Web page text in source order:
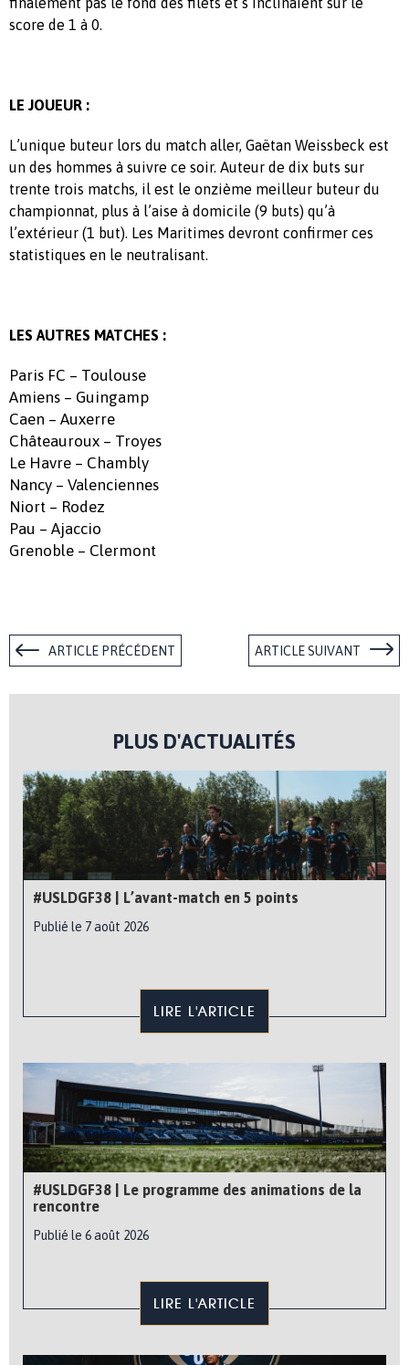
score de 1 à 0.
LE JOUEUR :
L’unique buteur lors du match aller, Gaëtan Weissbeck est
un des hommes à suivre ce soir. Auteur de dix buts sur
trente trois matchs, il est le onzième meilleur buteur du
championnat, plus à l’aise à domicile (9 buts) qu’à
l’extérieur (1 but). Les Maritimes devront confirmer ces
statistiques en le neutralisant.
LES AUTRES MATCHES :
Paris FC – Toulouse
Amiens – Guingamp
Caen – Auxerre
Châteauroux – Troyes
Le Havre – Chambly
Nancy – Valenciennes
Niort – Rodez
Pau – Ajaccio
Grenoble – Clermont
ARTICLE PRÉCÉDENT ARTICLE SUIVANT
PLUS D'ACTUALITÉS
#USLDGF38 | L’avant-match en 5 points
Publié le 7 août 2026
LIRE L'ARTICLE
#USLDGF38 | Le programme des animations de la
rencontre
Publié le 6 août 2026
LIRE L'ARTICLE